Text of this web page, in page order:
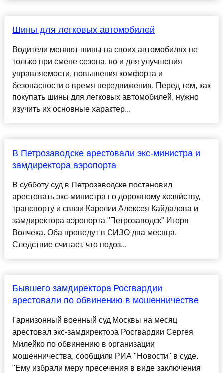
Шины для легковых автомобилей
Водители меняют шины на своих автомобилях не
только при смене сезона, но и для улучшения
управляемости, повышения комфорта и
безопасности о время передвижения. Перед тем, как
покупать шины для легковых автомобилей, нужно
изучить их основные характер...
В Петрозаводске арестовали экс-министра и
замдиректора аэропорта
В субботу суд в Петрозаводске постановил
арестовать экс-министра по дорожному хозяйству,
транспорту и связи Карелии Алексея Кайдалова и
замдиректора аэропорта "Петрозаводск" Игоря
Волчека. Оба проведут в СИЗО два месяца.
Следствие считает, что подоз...
Бывшего замдиректора Росгвардии
арестовали по обвинению в мошенничестве
Гарнизонный военный суд Москвы на месяц
арестовал экс-замдиректора Росгвардии Сергея
Милейко по обвинению в организации
мошенничества, сообщили РИА "Новости" в суде.
"Ему избрали меру пресечения в виде заключения